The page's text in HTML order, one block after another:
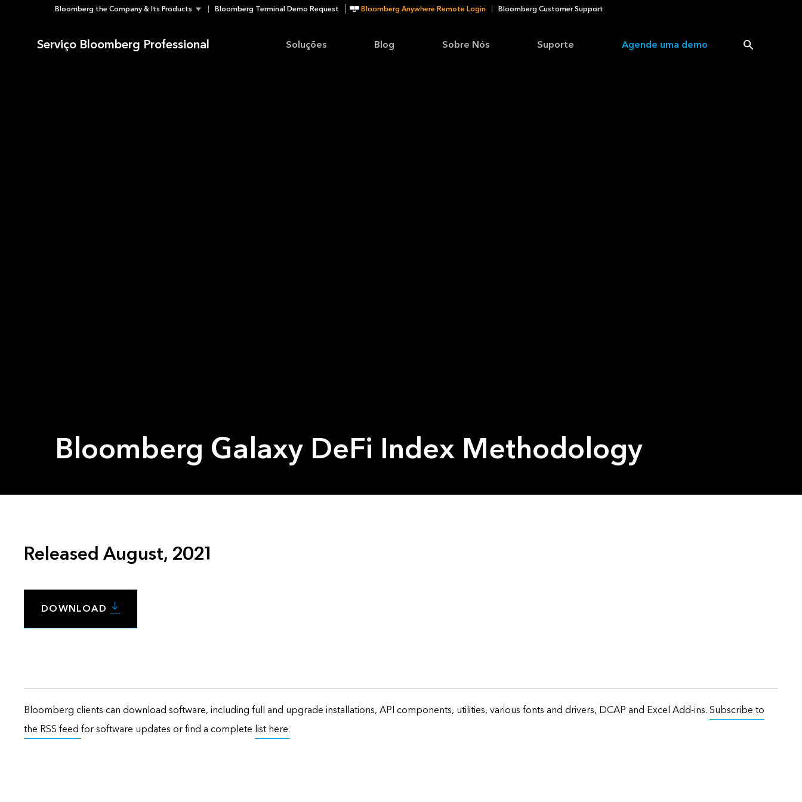
content
Bloomberg the Company & Its Products Bloomberg Terminal Demo Request Bloomberg Anywhere Remote Login Bloomberg Customer Support
Serviço Bloomberg Professional Soluções Blog Sobre Nós Suporte Agende uma demo
Bloomberg Galaxy DeFi Index Methodology
Released August, 2021
DOWNLOAD
Bloomberg clients can download software, including full and upgrade installations, API components, utilities, various fonts and drivers, DCAP and Excel Add-ins. Subscribe to
the RSS feed for software updates or find a complete list here.